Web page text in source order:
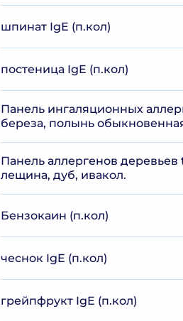
шпинат IgE (п.кол)
постеница IgE (п.кол)
Панель ингаляционных
береза, полынь
Панель аллергенов деревьев
лещина, дуб, ивакол.
Бензокаин (п.кол)
чеснок IgE (п.кол)
грейпфрукт IgE (п.кол)